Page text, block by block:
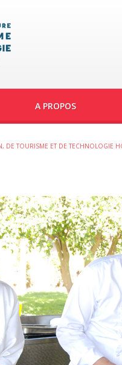
A PROPOS
DE TOURISME ET DE TECHNOLOGIE